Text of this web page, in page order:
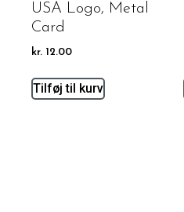
USA Logo, Metal
Card
kr. 12.00
Tilføj til kurv